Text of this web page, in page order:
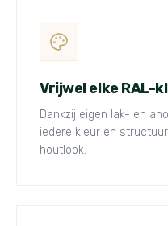
Vrijwel elke RAL-
Dankzij eigen lak- en
iedere kleur en
houtlook.